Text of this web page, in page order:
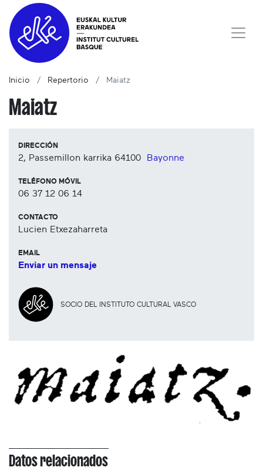
Inicio Repertorio Maiatz
Maiatz
DIRECCIÓN
2, Passemillon karrika 64100 Bayonne
TELÉFONO MÓVIL
06 37 12 06 14
CONTACTO
Lucien Etxezaharreta
EMAIL
Enviar un mensaje
SOCIO DEL INSTITUTO CULTURAL VASCO
Datos relacionados